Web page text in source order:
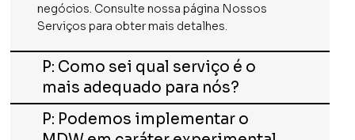
negócios. Consulte nossa página Nossos
Serviços para obter mais detalhes.
P: Como sei qual serviço é o
mais adequado para nós?
P: Podemos implementar o